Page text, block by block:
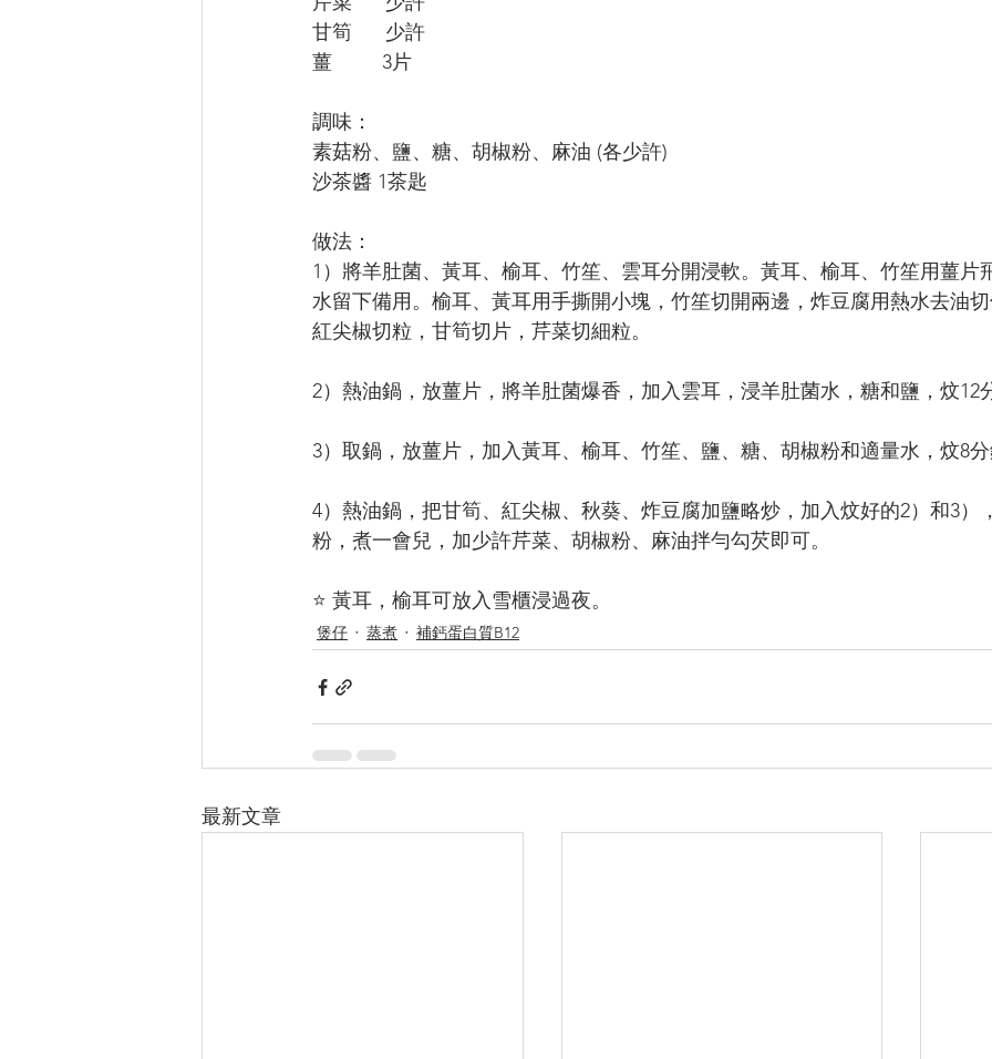
甘筍      少許
薑         3片
調味：
素菇粉、鹽、糖、胡椒粉、麻油 (各少許)
沙茶醬 1茶匙
做法：
1）將羊肚菌、黃耳、榆耳、竹笙、雲耳分開浸軟。黃耳、榆耳、竹笙用薑片
水留下備用。榆耳、黃耳用手撕開小塊，竹笙切開兩邊，炸豆腐用熱水去油
紅尖椒切粒，甘筍切片，芹菜切細粒。
2）熱油鍋，放薑片，將羊肚菌爆香，加入雲耳，浸羊肚菌水，糖和鹽，炆12
3）取鍋，放薑片，加入黃耳、榆耳、竹笙、鹽、糖、胡椒粉和適量水，炆8
4）熱油鍋，把甘筍、紅尖椒、秋葵、炸豆腐加鹽略炒，加入炆好的2）和3）
粉，煮一會兒，加少許芹菜、胡椒粉、麻油拌勻勾芡即可。
⭐️ 黃耳，榆耳可放入雪櫃浸過夜。
煲仔 蒸煮 補鈣蛋白質B12
最新文章